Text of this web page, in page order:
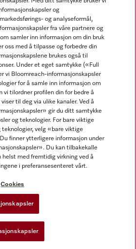
Instagram
og
og analyseformål,
fra våre partnere og
samler inn informasjon om din bruk
oss med å tilpasse og forbedre din
brukes også til
Under et eget samtykke («Full
vi Bloomreach-informasjonskapsler
for å samle inn informasjon om
vi tilordner profilen din for bedre å
til deg via ulike kanaler. Ved å
gir du ditt samtykke
og teknologier. For bare viktige
teknologier, velg «bare viktige
finner ytterligere informasjon under
Du kan tilbakekalle
med fremtidig virkning ved å
i preferansesenteret vårt.
Cookies